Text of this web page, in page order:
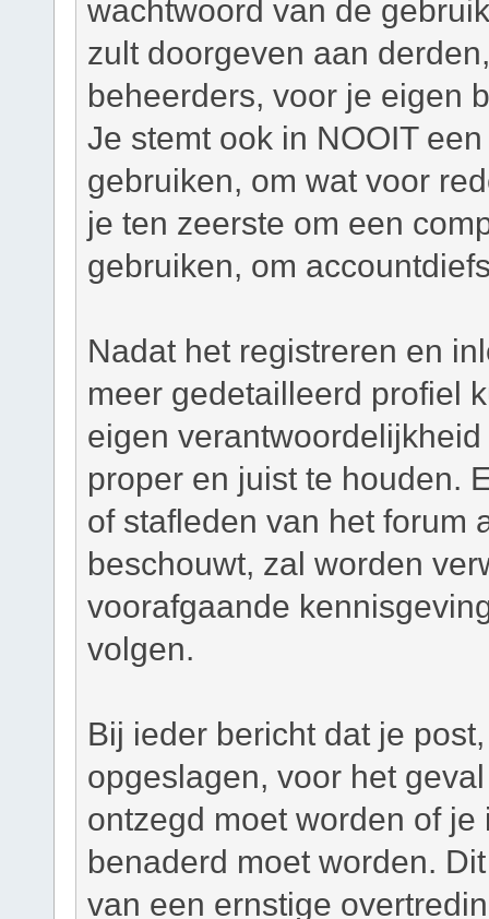
wachtwoord van de
zult doorgeven aan
beheerders, voor je eigen
Je stemt ook in NOOIT
gebruiken, om wat voor
je ten zeerste om een
gebruiken, om
Nadat het registreren en
meer gedetailleerd profiel
eigen
proper en juist te houden.
of stafleden van het forum
beschouwt, zal worden
voorafgaande
volgen.
Bij ieder bericht dat je
opgeslagen, voor het
ontzegd moet worden of
benaderd moet worden.
van een ernstige